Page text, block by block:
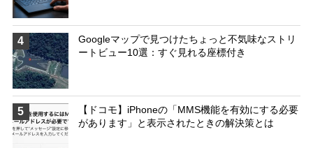
4
Googleマップで見つけたちょっと不気味なストリ
ートビュー10選：すぐ見れる座標付き
5
【ドコモ】iPhoneの「MMS機能を有効にする必要
があります」と表示されたときの解決策とは